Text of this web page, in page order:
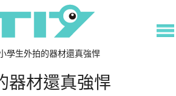
學生外拍的器材還真強悍
器材還真強悍